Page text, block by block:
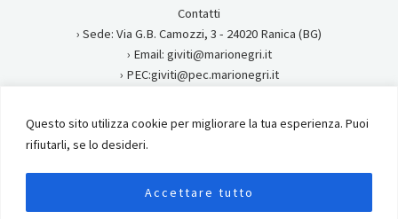
Questo sito utilizza cookie per migliorare la tua esperienza. Puoi
rifiutarli, se lo desideri.
Accettare tutto
Contatti
› Sede: Via G.B. Camozzi, 3 - 24020 Ranica (BG)
› Email: giviti@marionegri.it
› PEC:giviti@pec.marionegri.it
Privacy
Istituto di Ricerche Farmacologiche Mario Negri IRCCS